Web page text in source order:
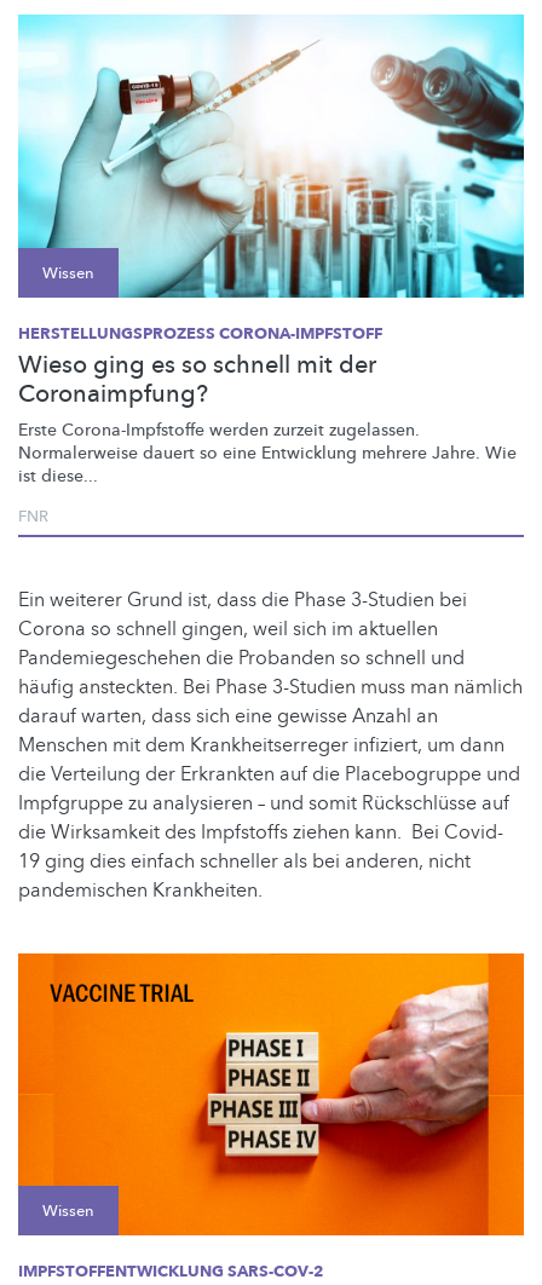
Wissen
HERSTELLUNGSPROZESS CORONA-IMPFSTOFF
Wieso ging es so schnell mit der
Coronaimpfung?
Erste Corona-Impfstoffe werden zurzeit zugelassen.
Normalerweise dauert so eine Entwicklung mehrere Jahre. Wie
ist diese...
FNR
Ein weiterer Grund ist, dass die Phase 3-Studien bei
Corona so schnell gingen, weil sich im aktuellen
Pandemiegeschehen die Probanden so schnell und
häufig ansteckten. Bei Phase 3-Studien muss man nämlich
darauf warten, dass sich eine gewisse Anzahl an
Menschen mit dem Krankheitserreger infiziert, um dann
die Verteilung der Erkrankten auf die Placebogruppe und
Impfgruppe zu analysieren – und somit Rückschlüsse auf
die Wirksamkeit des Impfstoffs ziehen kann. Bei Covid-
19 ging dies einfach schneller als bei anderen, nicht
pandemischen Krankheiten.
Wissen
IMPFSTOFFENTWICKLUNG SARS-COV-2